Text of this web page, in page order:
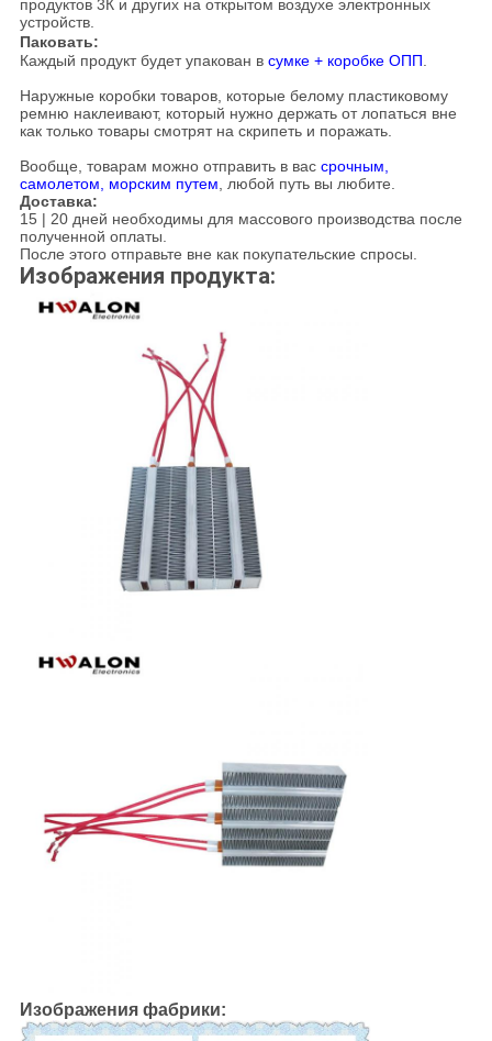
продуктов 3К и других на открытом воздухе электронных
устройств.
Паковать:
Каждый продукт будет упакован в сумке + коробке ОПП.
Наружные коробки товаров, которые белому пластиковому
ремню наклеивают, который нужно держать от лопаться вне
как только товары смотрят на скрипеть и поражать.
Вообще, товарам можно отправить в вас срочным,
самолетом, морским путем, любой путь вы любите.
Доставка:
15 | 20 дней необходимы для массового производства после
полученной оплаты.
После этого отправьте вне как покупательские спросы.
Изображения продукта:
Изображения фабрики: